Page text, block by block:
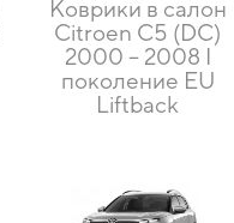
Коврики в салон
Citroen C5 (DC)
2000 – 2008 I
поколение EU
Liftback